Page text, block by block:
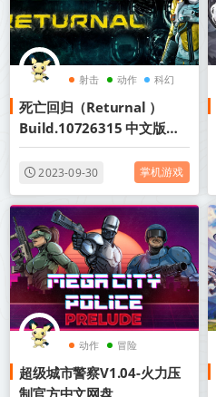
射击 动作 科幻
死亡回归（Returnal ）
Build.10726315 中文版容
量54GB官方简体中文+终极
归宿+预购奖励+全DLC赠多
项修改器
2023-09-30 掌机游戏
动作 冒险
超级城市警察V1.04-火力压
制官方中文网盘